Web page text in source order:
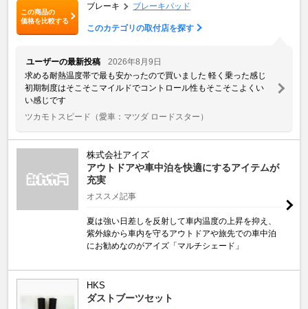
この商品の
価格を比較する
ブレーキ ブレーキパッド
このカテゴリの取付店を探す
ユーザーの最新投稿
2026年8月9日
求める耐熱温度帯で最も安かったので買いました 軽く乗った感じ
初期制度はそこそこマイルドでコントロール性もそこそこよくい
い感じです
ツカモトスピード （愛車：マツダ ロードスター）
株式会社アイズ
アウトドアや車中泊を快適にするアイテムが
充実
オススメ記事
夏は強い日差しを反射して車内温度の上昇を抑え、
紫外線から車内を守るアウトドアや旅先での車中泊
にお勧めなのがアイズ「マルチシェード」
HKS
ダストブーツセット